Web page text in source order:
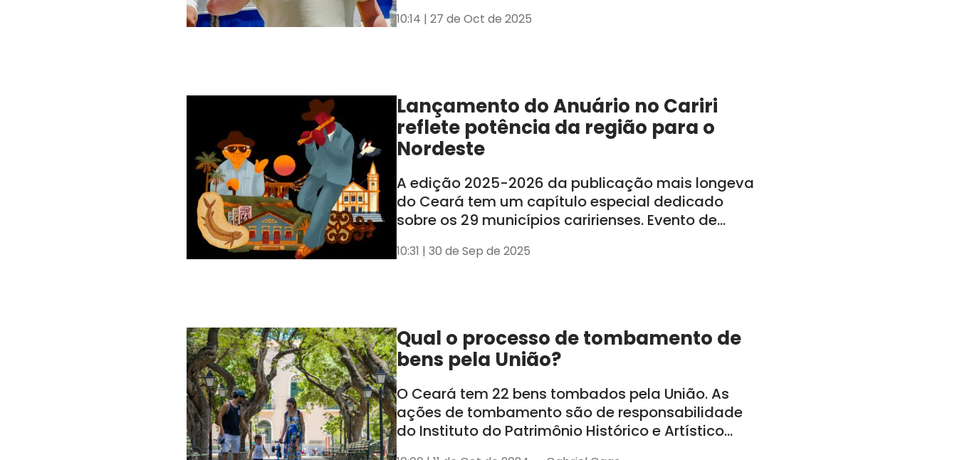
10:14 | 27 de Oct de 2025
Lançamento do Anuário no Cariri
reflete potência da região para o
Nordeste
A edição 2025-2026 da publicação mais longeva
do Ceará tem um capítulo especial dedicado
sobre os 29 municípios caririenses. Evento de
em Juazeiro do Norte
10:31 | 30 de Sep de 2025
Qual o processo de tombamento de
bens pela União?
O Ceará tem 22 bens tombados pela União. As
ações de tombamento são de responsabilidade
do Instituto do Patrimônio Histórico e Artístico